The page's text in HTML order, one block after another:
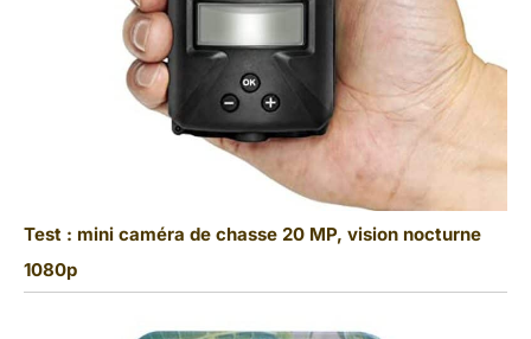
Test : mini caméra de chasse 20 MP, vision nocturne
1080p